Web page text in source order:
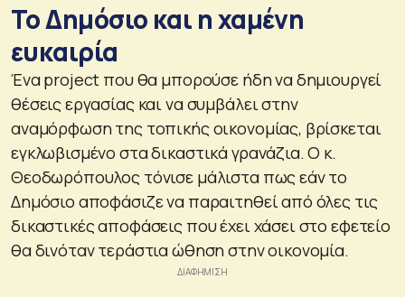
Το Δημόσιο και η χαμένη
ευκαιρία
Ένα project που θα μπορούσε ήδη να δημιουργεί
θέσεις εργασίας και να συμβάλει στην
αναμόρφωση της τοπικής οικονομίας, βρίσκεται
εγκλωβισμένο στα δικαστικά γρανάζια. Ο κ.
Θεοδωρόπουλος τόνισε μάλιστα πως εάν το
Δημόσιο αποφάσιζε να παραιτηθεί από όλες τις
δικαστικές αποφάσεις που έχει χάσει στο εφετείο
θα δινόταν τεράστια ώθηση στην οικονομία.